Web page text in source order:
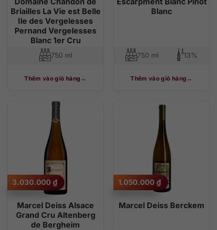
Briailles La Vie est Belle
Ile des Vergelesses
Pernand Vergelesses
Blanc 1er Cru
750 ml
Thêm vào giỏ hàng
Blanc
750 ml 13%
Thêm vào giỏ hàng
Marcel Deiss Alsace
Grand Cru Altenberg
de Bergheim
3.030.000 ₫
Marcel Deiss Berckem
1.050.000 ₫